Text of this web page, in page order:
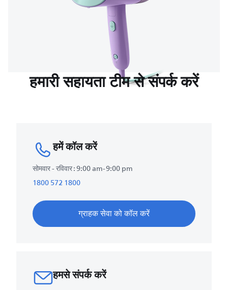
हमारी सहायता टीम से संपर्क करें
हमें कॉल करें
सोमवार - रविवार : 9:00 am-9:00 pm
1800 572 1800
ग्राहक सेवा को कॉल करें
हमसे संपर्क करें